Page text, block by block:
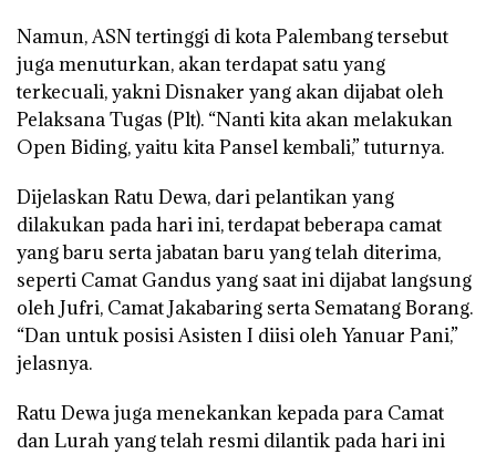
Namun, ASN tertinggi di kota Palembang tersebut
juga menuturkan, akan terdapat satu yang
terkecuali, yakni Disnaker yang akan dijabat oleh
Pelaksana Tugas (Plt). “Nanti kita akan melakukan
Open Biding, yaitu kita Pansel kembali,” tuturnya.
Dijelaskan Ratu Dewa, dari pelantikan yang
dilakukan pada hari ini, terdapat beberapa camat
yang baru serta jabatan baru yang telah diterima,
seperti Camat Gandus yang saat ini dijabat langsung
oleh Jufri, Camat Jakabaring serta Sematang Borang.
“Dan untuk posisi Asisten I diisi oleh Yanuar Pani,”
jelasnya.
Ratu Dewa juga menekankan kepada para Camat
dan Lurah yang telah resmi dilantik pada hari ini